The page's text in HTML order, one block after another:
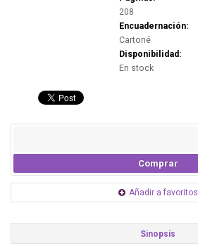
208
Encuadernación:
Cartoné
Disponibilidad:
En stock
Comprar
Añadir a favoritos
Sinopsis